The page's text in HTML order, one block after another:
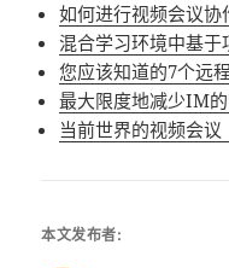
如何进行视频会议协
混合学习环境中基
您应该知道的7个远
最大限度地减少IM
当前世界的视频会议
本文发布者: